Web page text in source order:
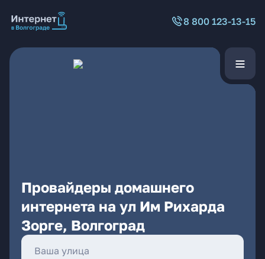
8 800 123-13-15
Провайдеры домашнего
интернета на ул Им Рихарда
Зорге, Волгоград